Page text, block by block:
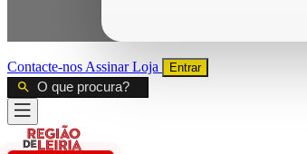
Contacte-nos AssinarLoja Entrar